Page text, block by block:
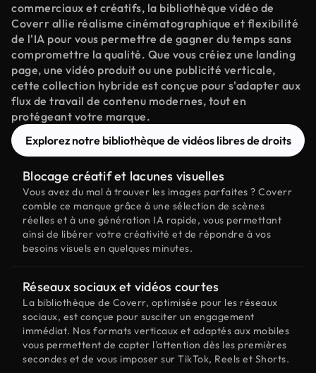
commerciaux et créatifs, la bibliothèque vidéo de
Coverr allie réalisme cinématographique et flexibilité
de l'IA pour vous permettre de gagner du temps sans
compromettre la qualité. Que vous créiez une landing
page, une vidéo produit ou une publicité verticale,
cette collection hybride est conçue pour s'adapter aux
flux de travail de contenu modernes, tout en
protégeant votre marque.
Explorez notre bibliothèque de vidéos libres de droits
Blocage créatif et lacunes visuelles
Vous avez du mal à trouver les images parfaites ? Coverr
comble ce manque grâce à une sélection de scènes
réelles et à une génération IA rapide, vous permettant
ainsi de libérer votre créativité et de répondre à vos
besoins visuels en quelques minutes.
Réseaux sociaux et vidéos courtes
La bibliothèque de Coverr, optimisée pour les réseaux
sociaux, est conçue pour susciter un engagement
immédiat. Nos formats verticaux et adaptés aux mobiles
vous permettent de capter l'attention dès les premières
secondes et de vous imposer sur TikTok, Reels et Shorts.